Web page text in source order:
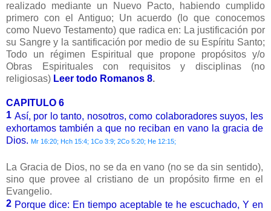
realizado mediante un Nuevo Pacto, habiendo cumplido
primero con el Antiguo; Un acuerdo (lo que conocemos
como Nuevo Testamento) que radica en: La justificación por
su Sangre y la santificación por medio de su Espíritu Santo;
Todo un régimen Espiritual que propone propósitos y/o
Obras Espirituales con requisitos y disciplinas (no
religiosas) Leer todo Romanos 8.
CAPITULO 6
1 Así, por lo tanto, nosotros, como colaboradores suyos, les
exhortamos también a que no reciban en vano la gracia de
Dios. Mr 16:20; Hch 15:4; 1Co 3:9; 2Co 5:20; He 12:15;
La Gracia de Dios, no se da en vano (no se da sin sentido),
sino que provee al cristiano de un propósito firme en el
Evangelio.
2 Porque dice: En tiempo aceptable te he escuchado, Y en